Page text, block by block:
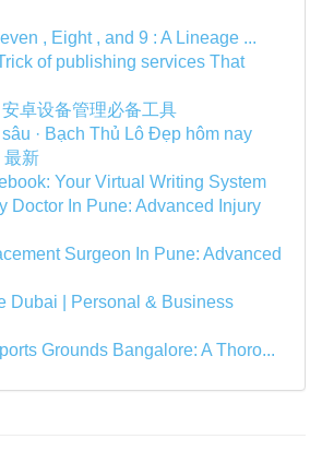
, Eight , and 9 : A Lineage ...
of publishing services That
卓设备管理必备工具
· Bạch Thủ Lô Đẹp hôm nay
最新
Your Virtual Writing System
Doctor In Pune: Advanced Injury
Surgeon In Pune: Advanced
Dubai | Personal & Business
Grounds Bangalore: A Thoro...